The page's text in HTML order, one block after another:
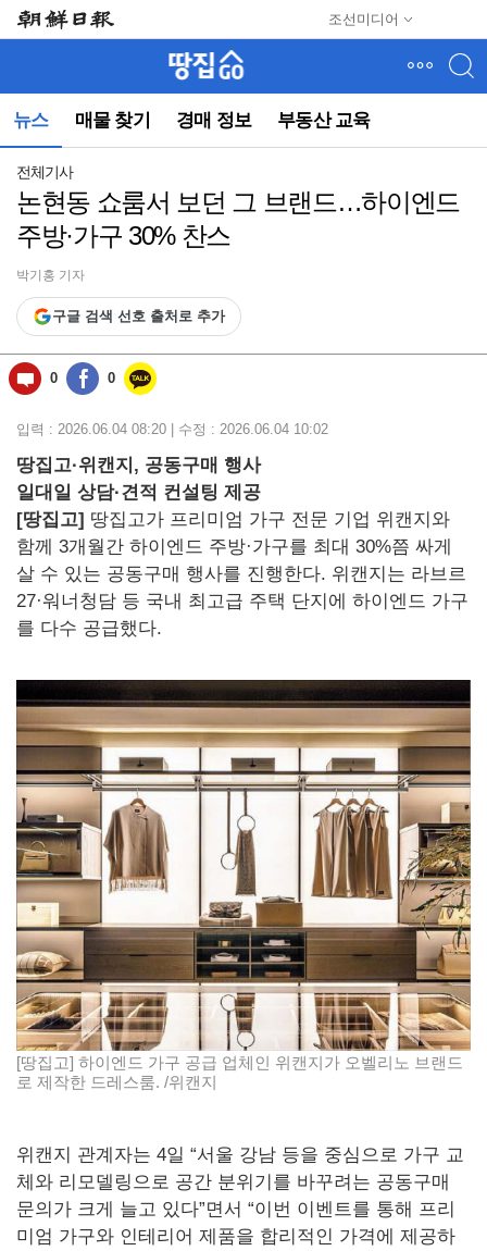
조선미디어
뉴스 매물 찾기 경매 정보 부동산 교육
뉴
(컨
동)
전체기사
논현동 쇼룸서 보던 그 브랜드…하이엔드
주방·가구 30% 찬스
박기홍 기자
구글 검색 선호 출처로 추가
0 0
입력 : 2026.06.04 08:20 | 수정 : 2026.06.04 10:02
땅집고·위캔지, 공동구매 행사
일대일 상담·견적 컨설팅 제공
[땅집고] 땅집고가 프리미엄 가구 전문 기업 위캔지와
함께 3개월간 하이엔드 주방·가구를 최대 30%쯤 싸게
살 수 있는 공동구매 행사를 진행한다. 위캔지는 라브르
27·워너청담 등 국내 최고급 주택 단지에 하이엔드 가구
를 다수 공급했다.
[땅집고] 하이엔드 가구 공급 업체인 위캔지가 오벨리노 브랜드
로 제작한 드레스룸. /위캔지
위캔지 관계자는 4일 “서울 강남 등을 중심으로 가구 교
체와 리모델링으로 공간 분위기를 바꾸려는 공동구매
문의가 크게 늘고 있다”면서 “이번 이벤트를 통해 프리
미엄 가구와 인테리어 제품을 합리적인 가격에 제공하